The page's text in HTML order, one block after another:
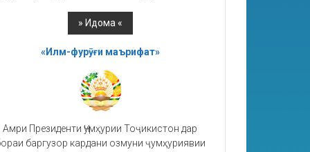
«Илм-фурӯғи маърифат»
Амри Президенти Ҷумҳурии Тоҷикистон дар
баргузор кардани озмуни ҷумҳуриявии